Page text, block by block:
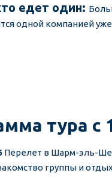
едет один:
одной компанией
тура с
Перелет в Шарм-эль-
группы и